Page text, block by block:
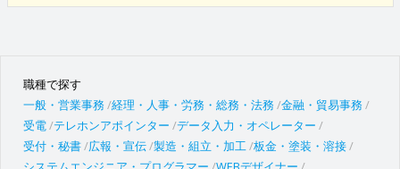
職種で探す
一般・営業事務 経理・人事・労務・総務・法務 金融・貿易事務
受電 テレホンアポインター データ入力・オペレーター
受付・秘書 広報・宣伝 製造・組立・加工 板金・塗装・溶接